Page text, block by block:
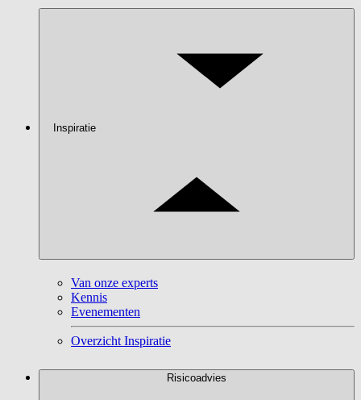
Inspiratie
Van onze experts
Kennis
Evenementen
Overzicht Inspiratie
Risicoadvies